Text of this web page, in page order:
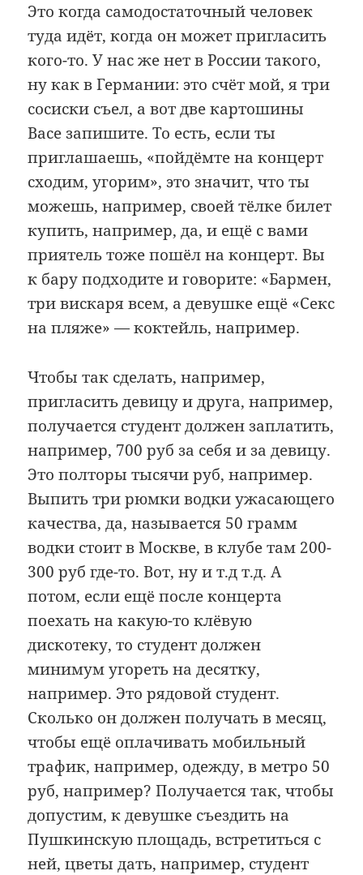
Это когда самодостаточный человек
туда идёт, когда он может пригласить
кого-то. У нас же нет в России такого,
ну как в Германии: это счёт мой, я три
сосиски съел, а вот две картошины
Васе запишите. То есть, если ты
приглашаешь, «пойдёмте на концерт
сходим, угорим», это значит, что ты
можешь, например, своей тёлке билет
купить, например, да, и ещё с вами
приятель тоже пошёл на концерт. Вы
к бару подходите и говорите: «Бармен,
три вискаря всем, а девушке ещё «Секс
на пляже» — коктейль, например.
Чтобы так сделать, например,
пригласить девицу и друга, например,
получается студент должен заплатить,
например, 700 руб за себя и за девицу.
Это полторы тысячи руб, например.
Выпить три рюмки водки ужасающего
качества, да, называется 50 грамм
водки стоит в Москве, в клубе там 200-
300 руб где-то. Вот, ну и т.д т.д. А
потом, если ещё после концерта
поехать на какую-то клёвую
дискотеку, то студент должен
минимум угореть на десятку,
например. Это рядовой студент.
Сколько он должен получать в месяц,
чтобы ещё оплачивать мобильный
трафик, например, одежду, в метро 50
руб, например? Получается так, чтобы
допустим, к девушке съездить на
Пушкинскую площадь, встретиться с
ней, цветы дать, например, студент